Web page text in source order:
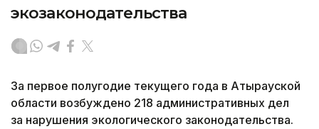
экозаконодательства
За первое полугодие текущего года в Атырауской
области возбуждено 218 административных дел
за нарушения экологического законодательства.